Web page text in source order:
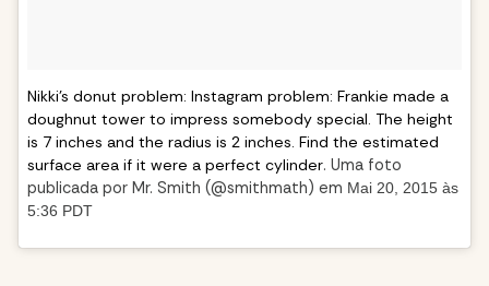
Nikki’s donut problem: Instagram problem: Frankie made a
doughnut tower to impress somebody special. The height
is 7 inches and the radius is 2 inches. Find the estimated
surface area if it were a perfect cylinder. Uma foto
publicada por Mr. Smith (@smithmath) em Mai 20, 2015 às
5:36 PDT